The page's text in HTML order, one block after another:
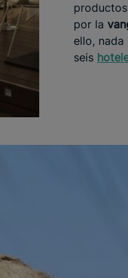
por la
ello,
seis